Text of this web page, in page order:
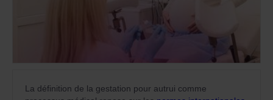
La définition de la gestation pour autrui comme